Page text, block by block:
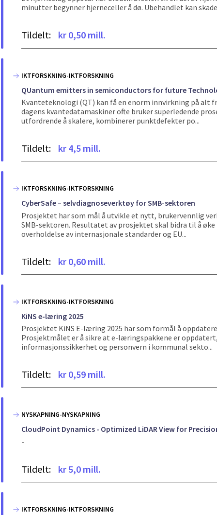
minutter begynner hjerneceller å dø. Ubehandlet kan
Tildelt: kr 0,50 mill.
IKTFORSKNING-IKTFORSKNING
QUantum emitters in semiconductors for future
Kvanteteknologi (QT) kan få en enorm innvirkning på alt
dagens kvantedatamaskiner ofte bruker superledende
utfordrende å skalere, kombinerer punktdefekter po...
Tildelt: kr 4,5 mill.
IKTFORSKNING-IKTFORSKNING
CyberSafe – selvdiagnoseverktøy for SMB-sektoren
Prosjektet har som mål å utvikle et nytt, brukervennlig
SMB-sektoren. Resultatet av prosjektet skal bidra til å
overholdelse av internasjonale standarder og EU...
Tildelt: kr 0,60 mill.
IKTFORSKNING-IKTFORSKNING
KiNS e-læring 2025
Prosjektet KiNS E-læring 2025 har som formål å
Prosjektmålet er å sikre at e-læringspakkene er
informasjonssikkerhet og personvern i kommunal sekto...
Tildelt: kr 0,59 mill.
NYSKAPNING-NYSKAPNING
CloudPoint Dynamics - Optimized LiDAR View for
-
Tildelt: kr 5,0 mill.
IKTFORSKNING-IKTFORSKNING